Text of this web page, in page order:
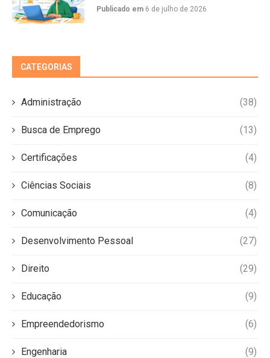
Publicado em 6 de julho de 2026
CATEGORIAS
Administração (38)
Busca de Emprego (13)
Certificações (4)
Ciências Sociais (8)
Comunicação (4)
Desenvolvimento Pessoal (27)
Direito (29)
Educação (9)
Empreendedorismo (6)
Engenharia (9)